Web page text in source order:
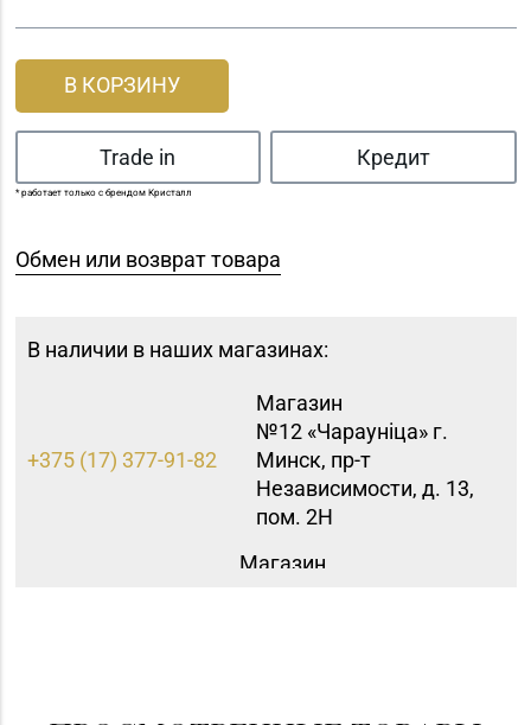
В КОРЗИНУ
Trade in Кредит
* работает только с брендом Кристалл
Обмен или возврат товара
В наличии в наших магазинах:
+375 (17) 377-91-82
Магазин
№12 «Чараунiца» г.
Минск, пр-т
Независимости, д. 13,
пом. 2Н
Магазин